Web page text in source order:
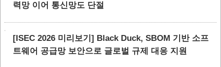
력망 이어 통신망도 단절
[ISEC 2026 미리보기] Black Duck, SBOM 기반 소프
트웨어 공급망 보안으로 글로벌 규제 대응 지원